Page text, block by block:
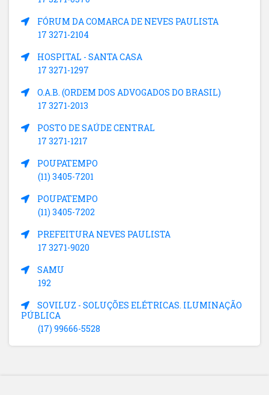
FÓRUM DA COMARCA DE NEVES PAULISTA
17 3271-2104
HOSPITAL - SANTA CASA
17 3271-1297
O.A.B. (ORDEM DOS ADVOGADOS DO BRASIL)
17 3271-2013
POSTO DE SAÚDE CENTRAL
17 3271-1217
POUPATEMPO
(11) 3405-7201
POUPATEMPO
(11) 3405-7202
PREFEITURA NEVES PAULISTA
17 3271-9020
SAMU
192
SOVILUZ - SOLUÇÕES ELÉTRICAS. ILUMINAÇÃO
PÚBLICA
(17) 99666-5528